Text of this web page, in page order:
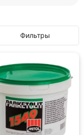
Фильтры